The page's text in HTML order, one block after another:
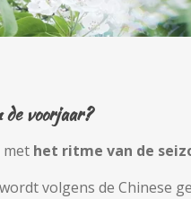
de voorjaar?
met het ritme van de
volgens de Chinese